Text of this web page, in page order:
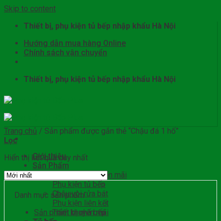
Skip to content
Thiết bị, phụ kiện tủ bếp nhập khẩu Hà Nội
Hướng dẫn mua hàng Online
Chính sách vận chuyển
Thiết bị, phụ kiện tủ bếp nhập khẩu Hà Nội
Giới thiệu
Sản Phẩm
Sản phẩm khuyến mãi
Phụ kiện tủ bếp
Chậu vòi rửa bát
Phụ kiện liên kết
Thiết bị nhà bếp
Trang chủ / Sản phẩm được gắn thẻ “Chậu đá 1 hố”
Lọc
Hiển thị kết quả duy nhất
Danh mục sản phẩm
Sản phẩm khuyến mãi